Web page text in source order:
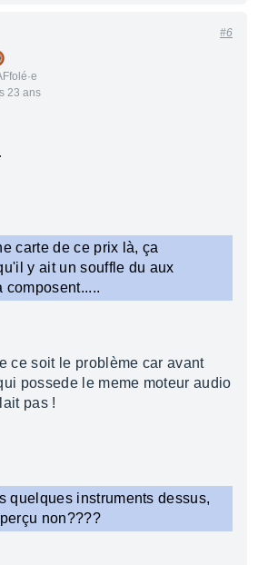
23 ans
#6
carte de ce prix là, ça
y ait un souffle du aux
composent.....
ce soit le problème car avant
possede le meme moteur audio
pas !
quelques instruments dessus,
non????